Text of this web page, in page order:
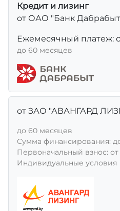
Кредит и лизинг
от ОАО "Банк
Ежемесячный платеж:
до 60 месяцев
от ЗАО "АВАНГАРД
до 60 месяцев
Сумма финансирования:
Первоначальный взнос: от
Индивидуальные условия